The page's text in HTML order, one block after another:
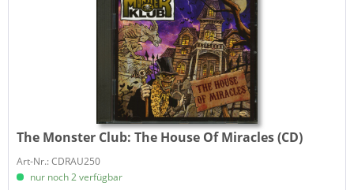
The Monster Club:The House Of Miracles (CD)
Art-Nr.: CDRAU250
nur noch 2 verfügbar